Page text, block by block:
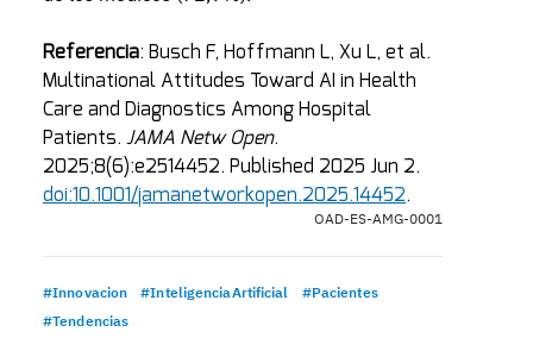
Referencia: Busch F, Hoffmann L, Xu L, et al.
Multinational Attitudes Toward AI in Health
Care and Diagnostics Among Hospital
Patients. JAMA Netw Open.
2025;8(6):e2514452. Published 2025 Jun 2.
doi:10.1001/jamanetworkopen.2025.14452.
OAD-ES-AMG-0001
#Innovacion #InteligenciaArtificial
#Pacientes
#Tendencias